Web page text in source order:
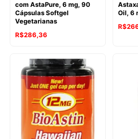
com AstaPure, 6 mg, 90
Cápsulas Softgel
Vegetarianas
R$286,36
Oil, 6
R$